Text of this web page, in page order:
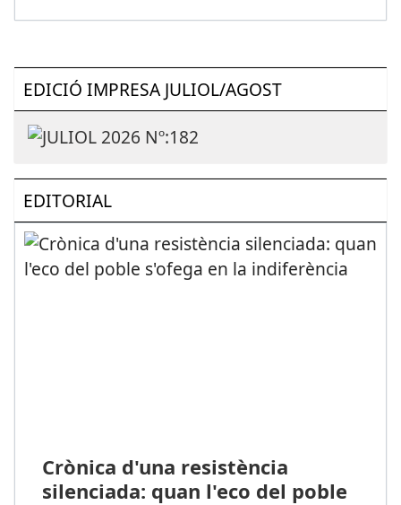
EDICIÓ IMPRESA JULIOL/AGOST
EDITORIAL
Crònica d'una resistència
silenciada: quan l'eco del poble